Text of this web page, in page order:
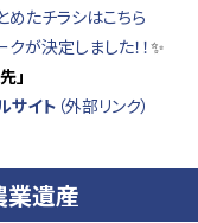
めたチラシはこちら
が決定しました！！✨
」
サイト （外部リンク）
業遺産